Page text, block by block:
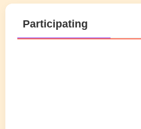
Participating